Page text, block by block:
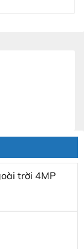
trời 4MP